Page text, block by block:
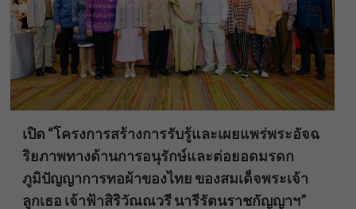
เปิด “โครงการสร้างการรับรู้และเผยแพร่พระอัจฉ
ริยภาพทางด้านการอนุรักษ์และต่อยอดมรดก
ภูมิปัญญาการทอผ้าของไทย ของสมเด็จพระเจ้า
ลูกเธอ เจ้าฟ้าสิริวัณณวรี นารีรัตนราชกัญญาฯ”